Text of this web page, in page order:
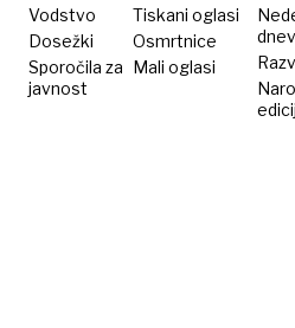
Vodstvo
Dosežki
Sporočila za
javnost
Tiskani oglasi
Osmrtnice
Mali oglasi
edicij